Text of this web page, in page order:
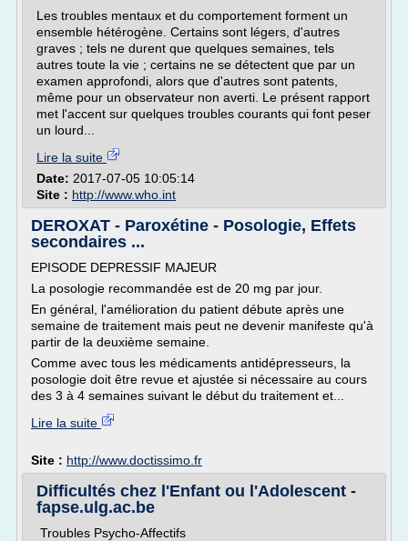
Les troubles mentaux et du comportement forment un
ensemble hétérogène. Certains sont légers, d'autres
graves ; tels ne durent que quelques semaines, tels
autres toute la vie ; certains ne se détectent que par un
examen approfondi, alors que d'autres sont patents,
même pour un observateur non averti. Le présent rapport
met l'accent sur quelques troubles courants qui font peser
un lourd...
Lire la suite
Date: 2017-07-05 10:05:14
Site : http://www.who.int
DEROXAT - Paroxétine - Posologie, Effets
secondaires ...
EPISODE DEPRESSIF MAJEUR
La posologie recommandée est de 20 mg par jour.
En général, l'amélioration du patient débute après une
semaine de traitement mais peut ne devenir manifeste qu'à
partir de la deuxième semaine.
Comme avec tous les médicaments antidépresseurs, la
posologie doit être revue et ajustée si nécessaire au cours
des 3 à 4 semaines suivant le début du traitement et...
Lire la suite
Site : http://www.doctissimo.fr
Difficultés chez l'Enfant ou l'Adolescent -
fapse.ulg.ac.be
Troubles Psycho-Affectifs